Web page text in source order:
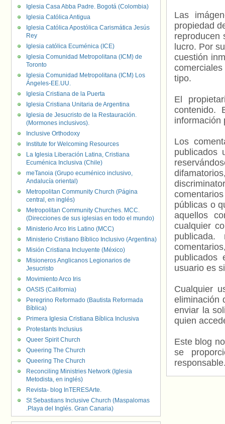
Las
propiedad
reproducen
lucro. Por
cuestión
tipo.
El
contenido.
información
Los
publicados
públicas o
aquellos
cualquier
usuario es
Cualquier
eliminación
enviar la
quien
Este blog
se
Iglesia Casa Abba Padre. Bogotá (Colombia)
Iglesia Católica Antigua
Iglesia Católica Apostólica Carismática Jesús
Rey
Iglesia católica Ecuménica (ICE)
Iglesia Comunidad Metropolitana (ICM) de
Toronto
Iglesia Comunidad Metropolitana (ICM) Los
Ángeles-EE.UU.
Iglesia Cristiana de la Puerta
Iglesia Cristiana Unitaria de Argentina
Iglesia de Jesucristo de la Restauración.
(Mormones inclusivos).
Inclusive Orthodoxy
Institute for Welcoming Resources
La Iglesia Liberación Latina, Cristiana
Ecuménica Inclusiva (Chile)
meTanoia (Grupo ecuménico inclusivo,
Andalucía oriental)
Metropolitan Community Church (Página
central, en inglés)
Metropolitan Community Churches. MCC.
(Direcciones de sus iglesias en todo el mundo)
Ministerio Arco Iris Latino (MCC)
Ministerio Cristiano Bíblico Inclusivo (Argentina)
Misión Cristiana Incluyente (México)
Misioneros Anglicanos Legionarios de
Jesucristo
Movimiento Arco Iris
OASIS (California)
Peregrino Reformado (Bautista Reformada
Bíblica)
Primera Iglesia Cristiana Bíblica Inclusiva
Protestants Inclusius
Queer Spirit Church
Queering The Church
Queering The Church
Reconciling Ministries Network (Iglesia
Metodista, en inglés)
Revista- blog InTERESArte.
St Sebastians Inclusive Church (Maspalomas
.Playa del Inglés. Gran Canaria)